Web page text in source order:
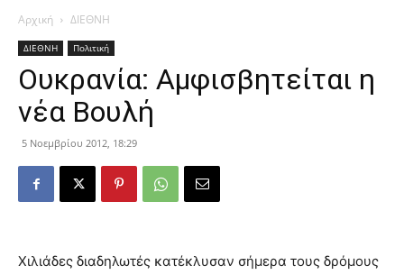
Αρχική ΔΙΕΘΝΗ
ΔΙΕΘΝΗ Πολιτική
Ουκρανία: Αμφισβητείται η
νέα Βουλή
5 Νοεμβρίου 2012, 18:29
Χιλιάδες διαδηλωτές κατέκλυσαν σήμερα τους δρόμους